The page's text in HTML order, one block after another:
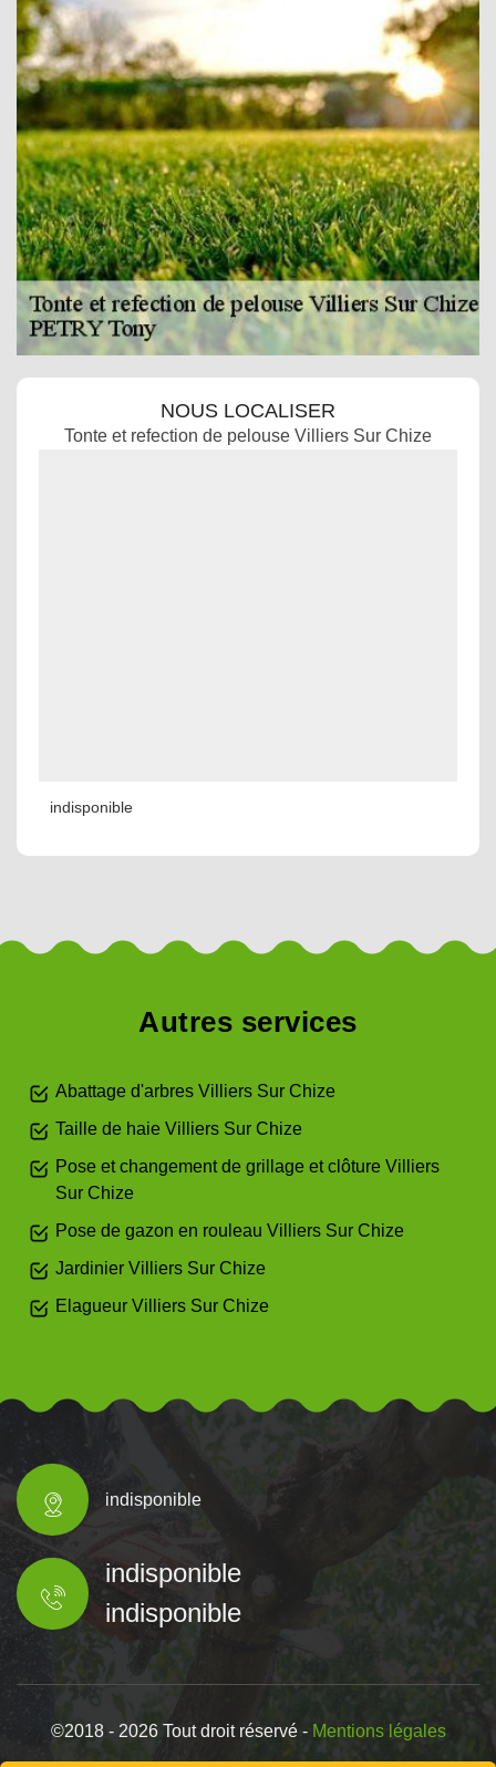
NOUS LOCALISER
Tonte et refection de pelouse Villiers Sur Chize
indisponible
Autres services
Abattage d'arbres Villiers Sur Chize
Taille de haie Villiers Sur Chize
Pose et changement de grillage et clôture Villiers
Sur Chize
Pose de gazon en rouleau Villiers Sur Chize
Jardinier Villiers Sur Chize
Elagueur Villiers Sur Chize
indisponible
indisponible
indisponible
©2018 - 2026 Tout droit réservé - Mentions légales